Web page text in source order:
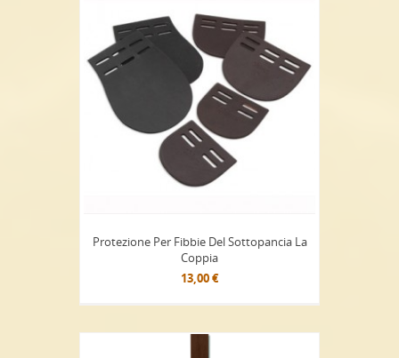
Protezione Per Fibbie Del Sottopancia La
Coppia
13,00 €